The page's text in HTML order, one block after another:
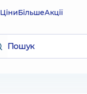
ЦіниБільшеАкції